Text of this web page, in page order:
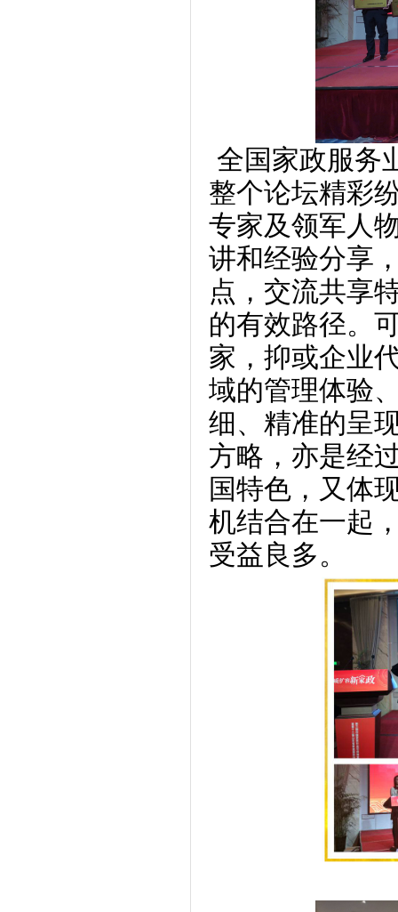
全国家政服务
整个论坛精彩
专家及领军人
讲和经验分享
点，交流共享
的有效路径。
家，抑或企业
域的管理体验
细、精准的呈
方略，亦是经
国特色，又体
机结合在一起
受益良多。